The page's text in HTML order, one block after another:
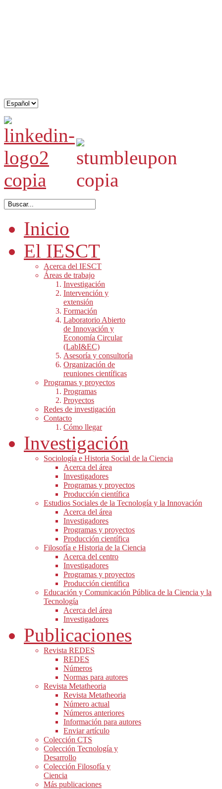
Inicio
El IESCT
Acerca del IESCT
Áreas de trabajo
Investigación
Intervención y
extensión
Formación
Laboratorio Abierto
de Innovación y
Economía Circular
(LabI&EC)
Asesoría y consultoría
Organización de
reuniones científicas
Programas y proyectos
Programas
Proyectos
Redes de investigación
Contacto
Cómo llegar
Investigación
Sociología e Historia Social de la Ciencia
Acerca del área
Investigadores
Programas y proyectos
Producción científica
Estudios Sociales de la Tecnología y la Innovación
Acerca del área
Investigadores
Programas y proyectos
Producción científica
Filosofía e Historia de la Ciencia
Acerca del centro
Investigadores
Programas y proyectos
Producción científica
Educación y Comunicación Pública de la Ciencia y la
Tecnología
Acerca del área
Investigadores
Publicaciones
Revista REDES
REDES
Números
Normas para autores
Revista Metatheoria
Revista Metatheoria
Número actual
Números anteriores
Información para autores
Enviar artículo
Colección CTS
Colección Tecnología y
Desarrollo
Colección Filosofía y
Ciencia
Más publicaciones